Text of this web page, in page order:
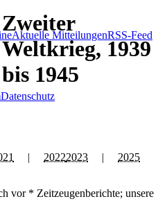
Aktuelle MitteilungenRSS-Feed
Datenschutz
| 20222023 | 2025
vor * Zeitzeugenberichte; unsere
Zweiter
Weltkrieg, 1939
bis 1945